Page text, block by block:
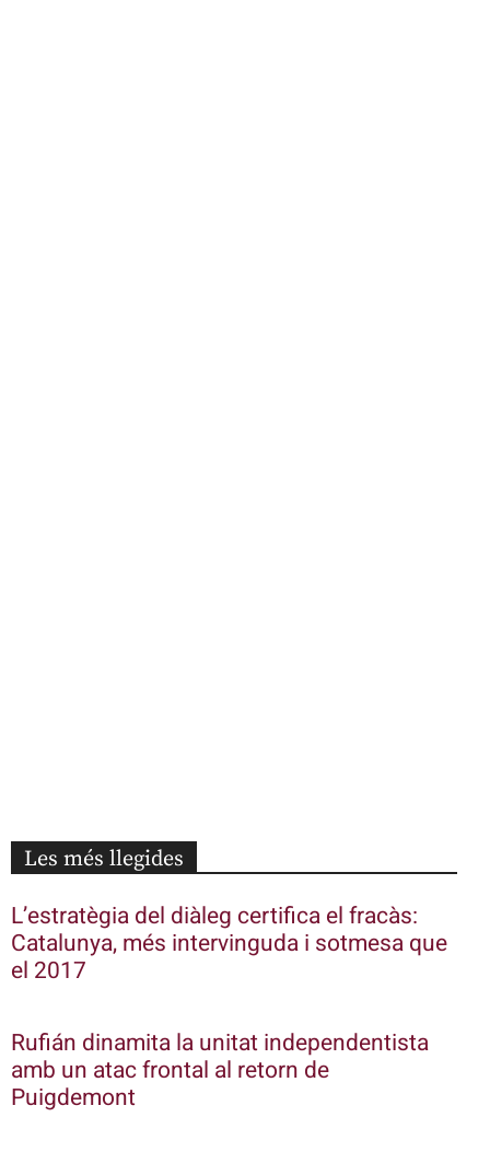
Les més llegides
L’estratègia del diàleg certifica el fracàs:
Catalunya, més intervinguda i sotmesa que
el 2017
Rufián dinamita la unitat independentista
amb un atac frontal al retorn de
Puigdemont